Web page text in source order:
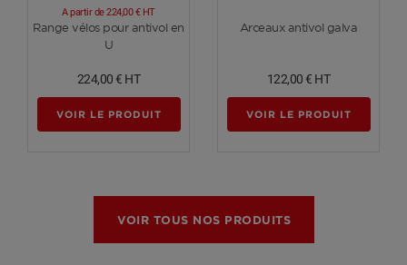
Voir plus
Range vélos pour antivol en
U
A partir de224,00 € HT
224,00 € HT
VOIR LE PRODUIT
Voir plus
Arceaux antivol galva
122,00 € HT
VOIR LE PRODUIT
VOIR TOUS NOS PRODUITS